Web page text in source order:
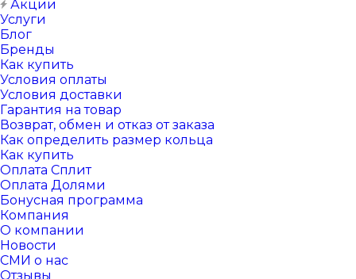
Акции
Услуги
Блог
Бренды
Как купить
Условия оплаты
Условия доставки
Гарантия на товар
Возврат, обмен и отказ от заказа
Как определить размер кольца
Как купить
Оплата Сплит
Оплата Долями
Бонусная программа
Компания
О компании
Новости
СМИ о нас
Отзывы